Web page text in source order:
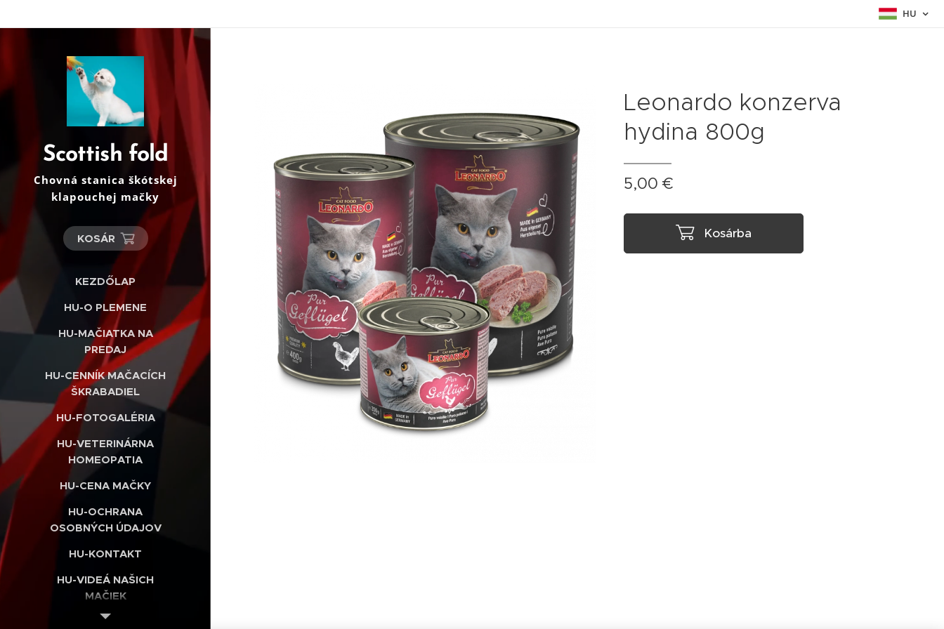
HU
Scottish fold
Chovná stanica škótskej
klapouchej mačky
KOSÁR
KEZDŐLAP
HU-O PLEMENE
HU-MAČIATKA NA
PREDAJ
HU-CENNÍK MAČACÍCH
ŠKRABADIEL
HU-FOTOGALÉRIA
HU-VETERINÁRNA
HOMEOPATIA
HU-CENA MAČKY
HU-OCHRANA
OSOBNÝCH ÚDAJOV
HU-KONTAKT
HU-VIDEÁ NAŠICH
MAČIEK
HU-INTERNETOVÝ
Leonardo konzerva
hydina 800g
5,00 €
Kosárba